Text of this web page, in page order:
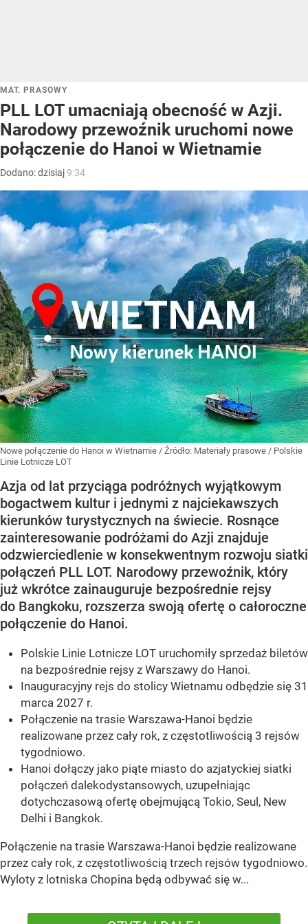
MAT. PRASOWY
PLL LOT umacniają obecność w Azji.
Narodowy przewoźnik uruchomi nowe
połączenie do Hanoi w Wietnamie
Dodano:dzisiaj9:34
Nowe połączenie do Hanoi w Wietnamie / Źródło: Materiały prasowe / Polskie
Linie Lotnicze LOT
Azja od lat przyciąga podróżnych wyjątkowym
bogactwem kultur i jednymi z najciekawszych
kierunków turystycznych na świecie. Rosnące
zainteresowanie podróżami do Azji znajduje
odzwierciedlenie w konsekwentnym rozwoju siatki
połączeń PLL LOT. Narodowy przewoźnik, który
już wkrótce zainauguruje bezpośrednie rejsy
do Bangkoku, rozszerza swoją ofertę o całoroczne
połączenie do Hanoi.
Polskie Linie Lotnicze LOT uruchomiły sprzedaż biletów
na bezpośrednie rejsy z Warszawy do Hanoi.
Inauguracyjny rejs do stolicy Wietnamu odbędzie się 31
marca 2027 r.
Połączenie na trasie Warszawa-Hanoi będzie
realizowane przez cały rok, z częstotliwością 3 rejsów
tygodniowo.
Hanoi dołączy jako piąte miasto do azjatyckiej siatki
połączeń dalekodystansowych, uzupełniając
dotychczasową ofertę obejmującą Tokio, Seul, New
Delhi i Bangkok.
Połączenie na trasie Warszawa-Hanoi będzie realizowane
przez cały rok, z częstotliwością trzech rejsów tygodniowo.
Wyloty z lotniska Chopina będą odbywać się w...